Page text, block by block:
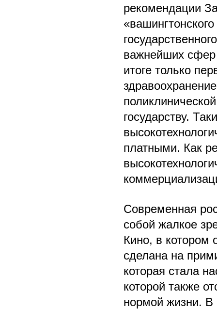
рекомендации
важнейших сфер
итоге только
государству.
платными. Как
Современная
собой жалкое
Кино, в котором
сделана на
которая стала
которой также
нормой жизни. В